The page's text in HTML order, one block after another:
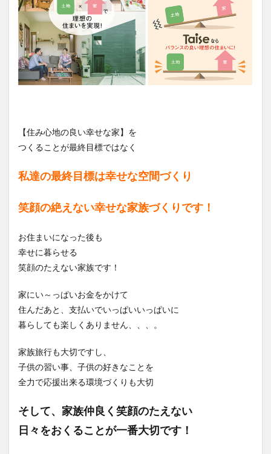
【住み心地の良い幸せな家】を
つくることが最終目標ではなく
私達の最終目標は幸せな空間づくり
笑顔の絶えない幸せな家族づくりです！
お住まいになった後も
幸せに暮らせる
笑顔のたえない家族です！
家にい～っぱいお金をかけて
住んだあと、支払いでいっぱいいっぱいに
暮らしても楽しくありません、、、。
家族旅行も大切ですし、
子供の習い事、子供の好きなことを
全力で応援出来る環境づくりも大切
そして、家族仲良く笑顔のたえない
日々をおくることが一番大切です！